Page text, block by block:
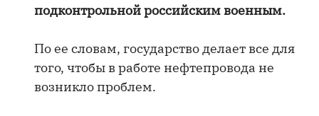
подконтрольной российским военным.
По ее словам, государство делает все для
того, чтобы в работе нефтепровода не
возникло проблем.